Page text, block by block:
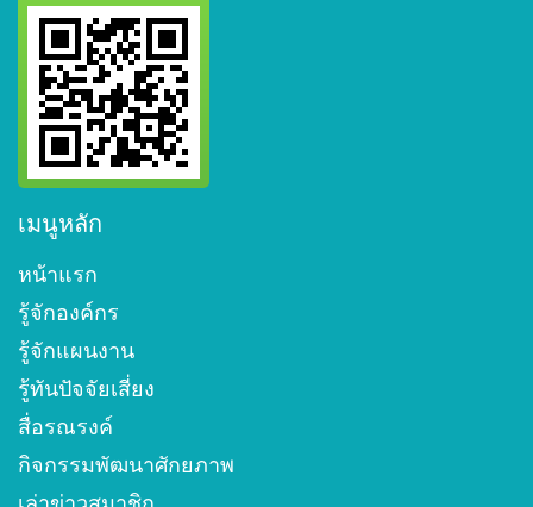
เมนูหลัก
หน้าแรก
รู้จักองค์กร
รู้จักแผนงาน
รู้ทันปัจจัยเสี่ยง
สื่อรณรงค์
กิจกรรมพัฒนาศักยภาพ